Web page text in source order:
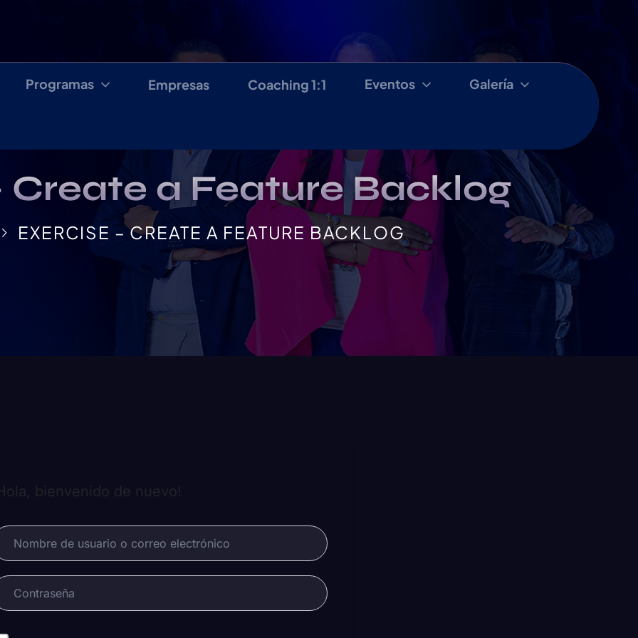
Programas Empresas Coaching 1:1 Eventos Galería
Create a Feature Backlog
EXERCISE – CREATE A FEATURE BACKLOG
bienvenido de nuevo!